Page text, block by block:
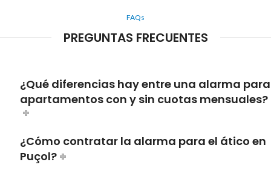
FAQs
PREGUNTAS FRECUENTES
¿Qué diferencias hay entre una alarma para
apartamentos con y sin cuotas mensuales?
¿Cómo contratar la alarma para el ático en
Puçol?